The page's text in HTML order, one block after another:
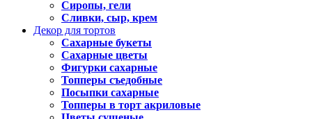
Сиропы, гели
Сливки, сыр, крем
Декор для тортов
Сахарные букеты
Сахарные цветы
Фигурки сахарные
Топперы съедобные
Посыпки сахарные
Топперы в торт акриловые